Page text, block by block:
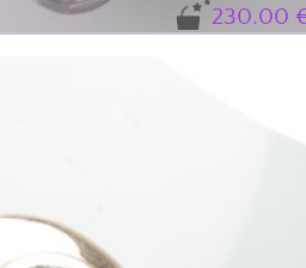
230.00
bleu et vert sur un fond gris pâle.
Uni et l'opale a été sertie par la